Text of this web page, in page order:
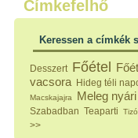
Klasszikus főzelékek
Zöldséges ételek
Hidegkonyhai
Főtt tészták
Zsiradékban sült
Sütőben sült tészták
Címkefelhő
Keressen a címkék
Desszert Főétel
vacsora Hideg téli
Macskajajra
Meleg
Szabadban Teaparti
>>